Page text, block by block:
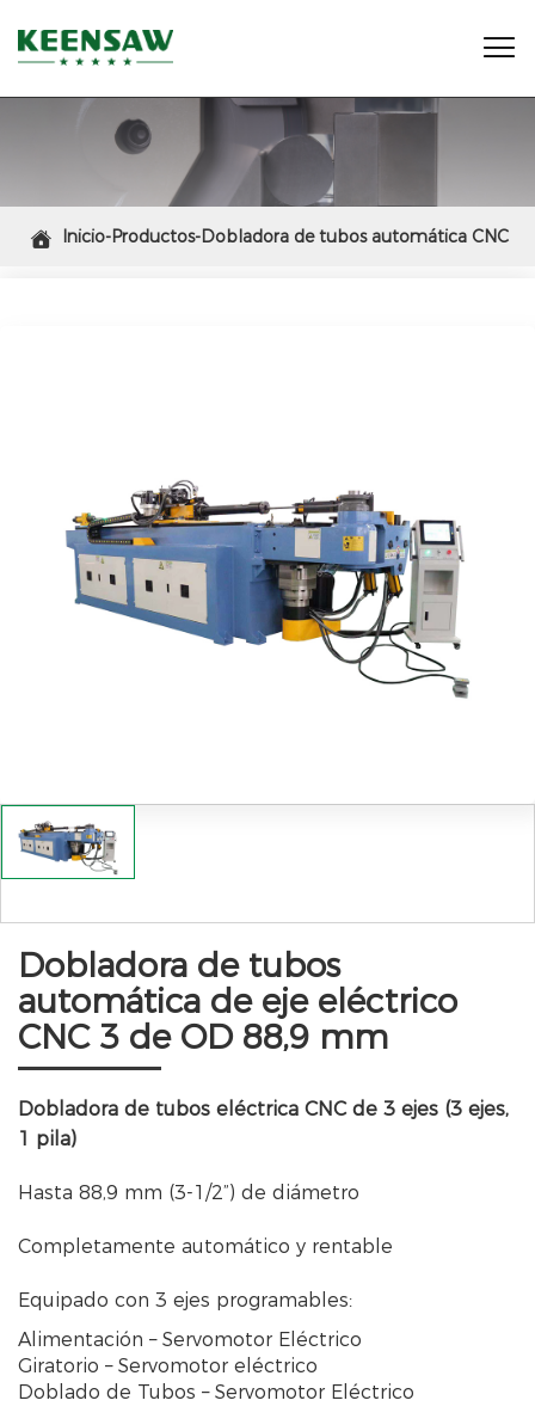

 Inicio-Productos-Dobladora de tubos automática CNC
Dobladora de tubos
automática de eje eléctrico
CNC 3 de OD 88,9 mm
Dobladora de tubos eléctrica CNC de 3 ejes (3 ejes,
1 pila)
Hasta 88,9 mm (3-1/2”) de diámetro
Completamente automático y rentable
Equipado con 3 ejes programables:
​Alimentación – Servomotor Eléctrico
Giratorio – Servomotor eléctrico
Doblado de Tubos – Servomotor Eléctrico